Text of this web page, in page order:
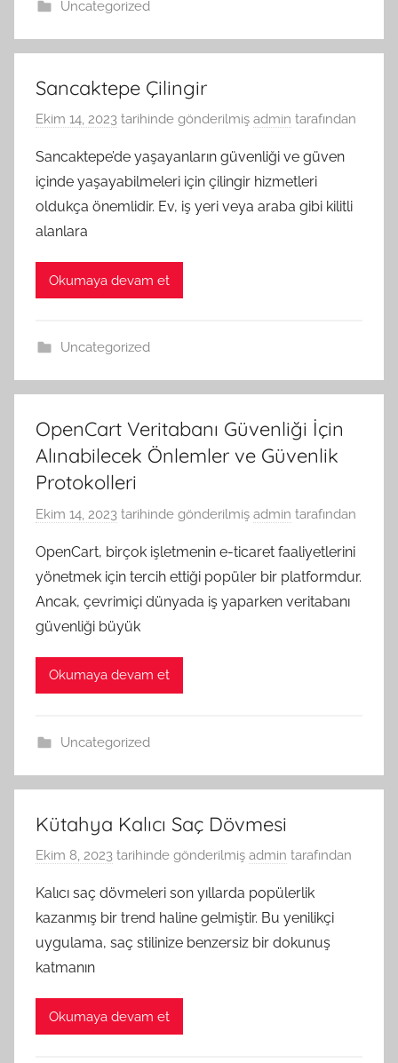
Uncategorized
Sancaktepe Çilingir
Ekim 14, 2023 tarihinde gönderilmiş admin tarafından
Sancaktepe’de yaşayanların güvenliği ve güven
içinde yaşayabilmeleri için çilingir hizmetleri
oldukça önemlidir. Ev, iş yeri veya araba gibi kilitli
alanlara
Okumaya devam et
Uncategorized
OpenCart Veritabanı Güvenliği İçin
Alınabilecek Önlemler ve Güvenlik
Protokolleri
Ekim 14, 2023 tarihinde gönderilmiş admin tarafından
OpenCart, birçok işletmenin e-ticaret faaliyetlerini
yönetmek için tercih ettiği popüler bir platformdur.
Ancak, çevrimiçi dünyada iş yaparken veritabanı
güvenliği büyük
Okumaya devam et
Uncategorized
Kütahya Kalıcı Saç Dövmesi
Ekim 8, 2023 tarihinde gönderilmiş admin tarafından
Kalıcı saç dövmeleri son yıllarda popülerlik
kazanmış bir trend haline gelmiştir. Bu yenilikçi
uygulama, saç stilinize benzersiz bir dokunuş
katmanın
Okumaya devam et